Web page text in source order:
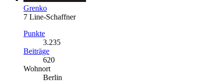
Grenko
7 Line-Schaffner
Punkte
3.235
Beiträge
620
Wohnort
Berlin